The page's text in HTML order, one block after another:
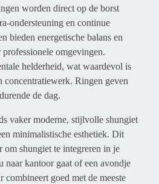
worden direct op de borst
ondersteuning en continue
bieden energetische balans en
omgevingen.
helderheid, wat waardevol is
concentratiewerk. Ringen geven
de dag.
vaker moderne, stijlvolle shungiet
minimalistische esthetiek. Dit
om shungiet te integreren in je
naar kantoor gaat of een avondje
goed met de meeste